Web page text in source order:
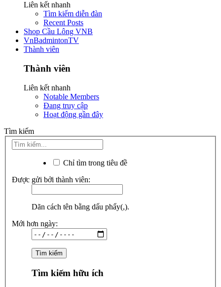
Liên kết nhanh
Tìm kiếm diễn đàn
Recent Posts
Shop Cầu Lông VNB
VnBadmintonTV
Thành viên
Thành viên
Liên kết nhanh
Notable Members
Đang truy cập
Hoạt động gần đây
Tìm kiếm
Chỉ tìm trong tiêu đề
Được gửi bởi thành viên:
Dãn cách tên bằng dấu phẩy(,).
Mới hơn ngày:
Tìm kiếm hữu ích